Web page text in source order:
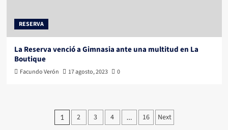
RESERVA
La Reserva venció a Gimnasia ante una multitud en La
Boutique
Facundo Verón 17 agosto, 2023 0
Paginación
1 2 3 4 … 16 Next